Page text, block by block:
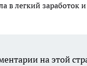
в легкий
на этой